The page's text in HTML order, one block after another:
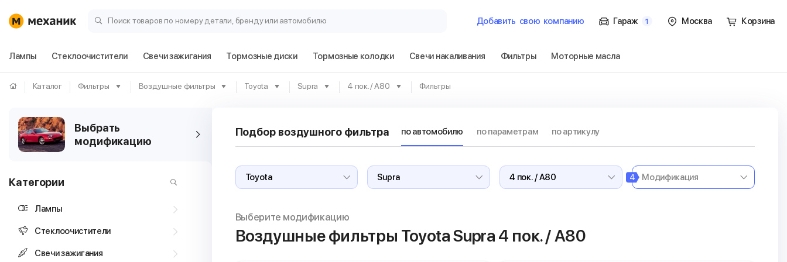
Поиск товаров по номеру детали, бренду или автомобилю Добавить свою компанию Гараж 1
Гараж
Москва Корзина
Лампы Стеклоочистители Свечи зажигания Тормозные диски Тормозные колодки Свечи накаливания Фильтры Моторные масла
Каталог Фильтры Воздушные фильтры Toyota Supra 4 пок. / A80 Фильтры
Выбрать
модификацию
Категории
Лампы
Стеклоочистители
Свечи зажигания
Подбор воздушного фильтра по автомобилю по параметрам по артикулу
4
Выберите модификацию
Воздушные фильтры Toyota Supra 4 пок. / A80